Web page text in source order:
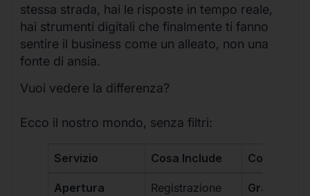
stessa strada, hai le risposte in tempo reale,
hai strumenti digitali che finalmente ti fanno
sentire il business come un alleato, non una
fonte di ansia.
Vuoi vedere la differenza?
Ecco il nostro mondo, senza filtri:
Servizio Cosa Include Costo
Apertura
Registrazione
Gratis,